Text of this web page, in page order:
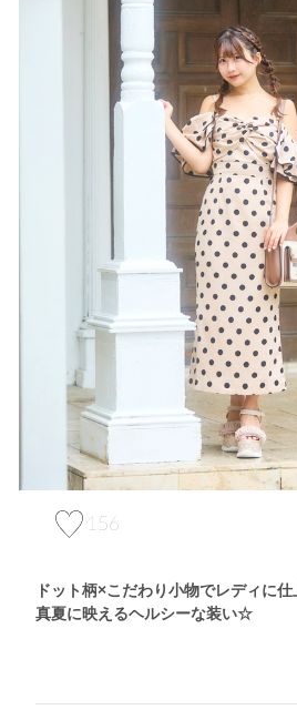
156
ドット柄×こだわり小物でレディに仕
真夏に映えるヘルシーな装い☆